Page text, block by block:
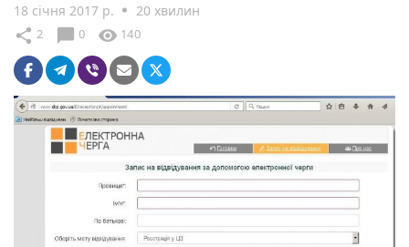
18 січня 2017 р. 20 хвилин
share 2 chat_bubble 0 visibility 140